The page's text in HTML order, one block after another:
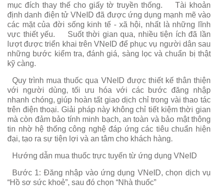
mục đích thay thế cho giấy tờ truyền thống.
Tài khoản
định danh điện tử VNeID đã được ứng dụng mạnh mẽ vào
các mặt của đời sống kinh tế - xã hội, nhất là những lĩnh
vực thiết yếu.
Suốt thời gian qua, nhiều tiện ích đã lần
lượt được triển khai trên VNeID để phục vụ người dân sau
những bước kiểm tra, đánh giá, sàng lọc và chuẩn bị thật
kỹ càng.
Quy trình mua thuốc qua VNeID được thiết kế thân thiện
với người dùng, tối ưu hóa với các bước đăng nhập
nhanh chóng, giúp hoàn tất giao dịch chỉ trong vài thao tác
trên điện thoại. Giải pháp này không chỉ tiết kiệm thời gian
mà còn đảm bảo tính minh bạch, an toàn và bảo mật thông
tin nhờ hệ thống công nghệ đáp ứng các tiêu chuẩn hiện
đại, tạo ra sự tiện lợi và an tâm cho khách hàng.
Hướng dẫn mua thuốc trực tuyến từ ứng dụng VNeID
Bước 1: Đăng nhập vào ứng dụng VNeID, chọn dịch vụ
“Hồ sơ sức khoẻ”, sau đó chọn “Nhà thuốc”